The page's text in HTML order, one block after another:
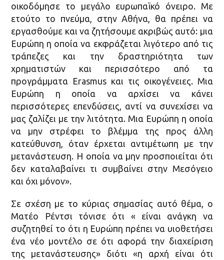
οικοδόμησε το μεγάλο ευρωπαϊκό όνειρο. Με
ετούτο το πνεύμα, στην Αθήνα, θα πρέπει να
εργασθούμε και να ζητήσουμε ακριβώς αυτό: μια
Ευρώπη η οποία να εκφράζεται λιγότερο από τις
τράπεζες και την δραστηριότητα των
χρηματιστών και περισσότερο από τα
προγράμματα Erasmus και τις οικογένειες. Μια
Ευρώπη η οποία να αρχίσει να κάνει
περισσότερες επενδύσεις, αντί να συνεχίσει να
μας ζαλίζει με την λιτότητα. Μια Ευρώπη η οποία
να μην στρέφει το βλέμμα της προς άλλη
κατεύθυνση, όταν έρχεται αντιμέτωπη με την
μετανάστευση. Η οποία να μην προσποιείται ότι
δεν καταλαβαίνει τι συμβαίνει στην Μεσόγειο
και όχι μόνον».
Σε σχέση με το κύριας σημασίας αυτό θέμα, ο
Ματέο Ρέντσι τόνισε ότι « είναι ανάγκη να
συζητηθεί το ότι η Ευρώπη πρέπει να υιοθετήσει
ένα νέο μοντέλο σε ότι αφορά την διαχείριση
της μετανάστευσης» διότι «η αρχή είναι ότι